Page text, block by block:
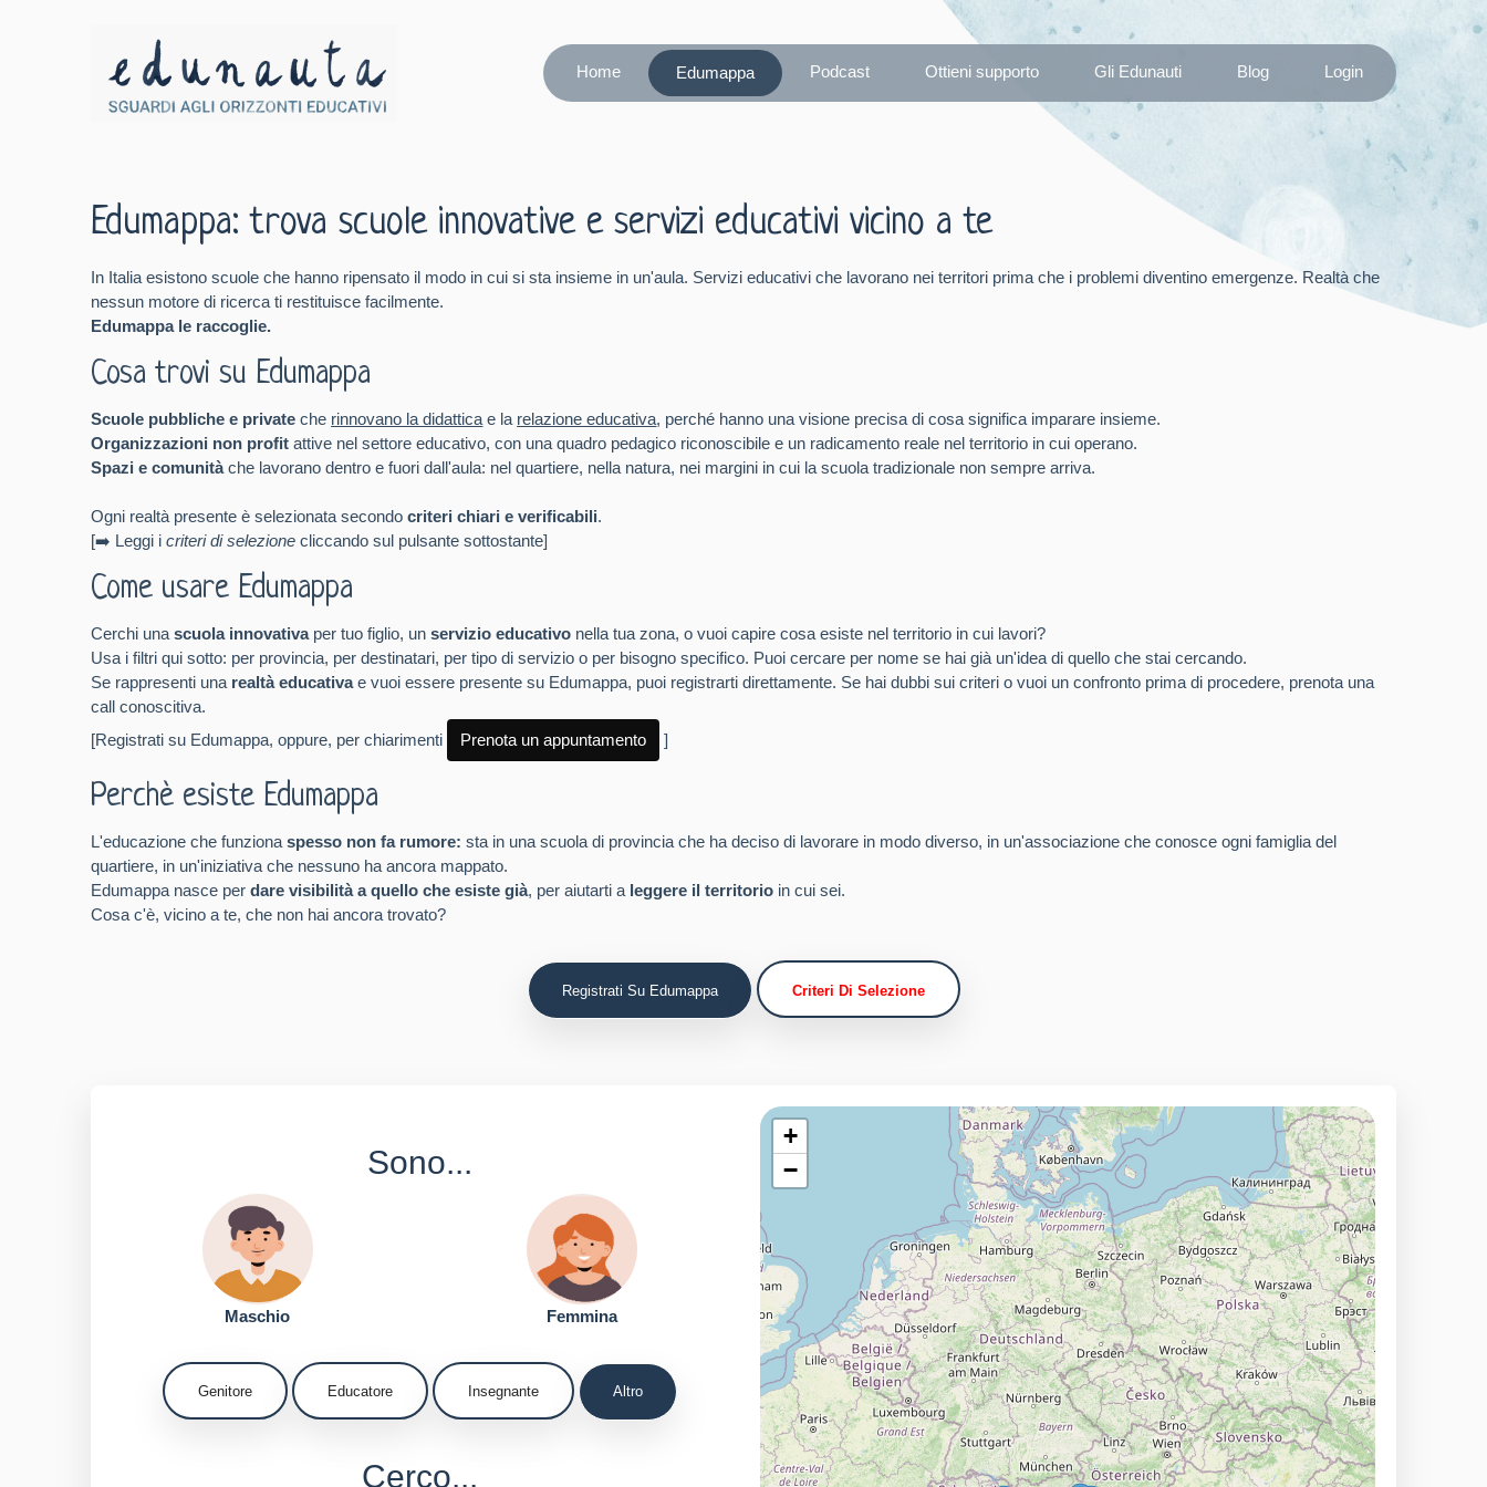
Home Edumappa Podcast Ottieni supporto Gli Edunauti Blog Login
Edumappa: trova scuole innovative e servizi educativi vicino a te
In Italia esistono scuole che hanno ripensato il modo in cui si sta insieme in un'aula. Servizi educativi che lavorano nei territori prima che i problemi diventino emergenze. Realtà che
nessun motore di ricerca ti restituisce facilmente.
Edumappa le raccoglie.
Cosa trovi su Edumappa
Scuole pubbliche e private che rinnovano la didattica e la relazione educativa, perché hanno una visione precisa di cosa significa imparare insieme.
Organizzazioni non profit attive nel settore educativo, con una quadro pedagico riconoscibile e un radicamento reale nel territorio in cui operano.
Spazi e comunitàche lavorano dentro e fuori dall'aula: nel quartiere, nella natura, nei margini in cui la scuola tradizionale non sempre arriva.
Ogni realtà presente è selezionata secondocriteri chiari e verificabili.
[➡️ Leggi icriteri di selezione cliccando sul pulsante sottostante]
Come usare Edumappa
Cerchi unascuola innovativaper tuo figlio, unservizio educativo nella tua zona, o vuoi capire cosa esiste nel territorio in cui lavori?
Usa i filtri qui sotto: per provincia, per destinatari, per tipo di servizio o per bisogno specifico. Puoi cercare per nome se hai già un'idea di quello che stai cercando.
Se rappresenti una realtà educativae vuoi essere presente su Edumappa, puoi registrarti direttamente. Se hai dubbi sui criteri o vuoi un confronto prima di procedere, prenota una
call conoscitiva.
[Registrati su Edumappa, oppure, perchiarimenti Prenota un appuntamento ]
Perchè esiste Edumappa
L'educazione che funzionaspesso non fa rumore: sta in una scuola di provincia che ha deciso di lavorare in modo diverso, in un'associazione che conosce ogni famiglia del
quartiere, in un'iniziativa che nessuno ha ancora mappato.
Edumappa nasce perdare visibilità a quello che esiste già, per aiutarti a leggere il territorio in cui sei.
Cosa c'è, vicino a te, che non hai ancora trovato?
Registrati Su Edumappa Criteri Di Selezione
Sono...
Maschio Femmina
Genitore Educatore Insegnante Altro
Cerco...